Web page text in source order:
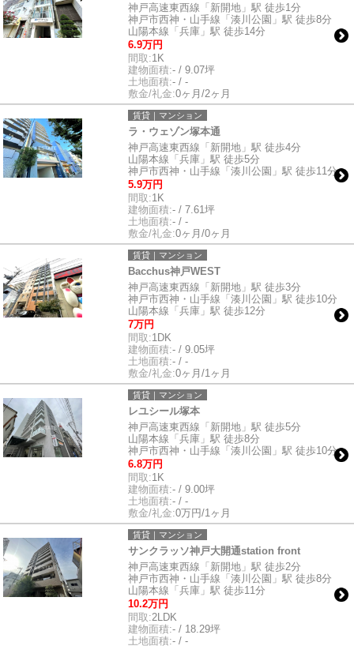
神戸高速東西線「新開地」駅 徒歩1分
神戸市西神・山手線「湊川公園」駅 徒歩8分
山陽本線「兵庫」駅 徒歩14分
6.9万円
間取:1K
建物面積:- / 9.07坪
土地面積:- / -
敷金/礼金:0ヶ月/2ヶ月
賃貸｜マンション
ラ・ウェゾン塚本通
神戸高速東西線「新開地」駅 徒歩4分
山陽本線「兵庫」駅 徒歩5分
神戸市西神・山手線「湊川公園」駅 徒歩11分
5.9万円
間取:1K
建物面積:- / 7.61坪
土地面積:- / -
敷金/礼金:0ヶ月/0ヶ月
賃貸｜マンション
Bacchus神戸WEST
神戸高速東西線「新開地」駅 徒歩3分
神戸市西神・山手線「湊川公園」駅 徒歩10分
山陽本線「兵庫」駅 徒歩12分
7万円
間取:1DK
建物面積:- / 9.05坪
土地面積:- / -
敷金/礼金:0ヶ月/1ヶ月
賃貸｜マンション
レユシール塚本
神戸高速東西線「新開地」駅 徒歩5分
山陽本線「兵庫」駅 徒歩8分
神戸市西神・山手線「湊川公園」駅 徒歩10分
6.8万円
間取:1K
建物面積:- / 9.00坪
土地面積:- / -
敷金/礼金:0万円/1ヶ月
賃貸｜マンション
サンクラッソ神戸大開通station front
神戸高速東西線「新開地」駅 徒歩2分
神戸市西神・山手線「湊川公園」駅 徒歩8分
山陽本線「兵庫」駅 徒歩11分
10.2万円
間取:2LDK
建物面積:- / 18.29坪
土地面積:- / -